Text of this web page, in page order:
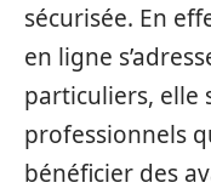
sécurisée. En
en ligne
particuliers, elle
professionnels
bénéficier des